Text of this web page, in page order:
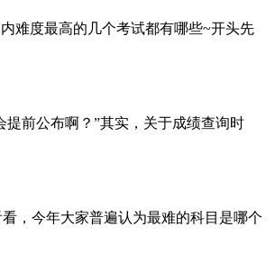
难度最高的几个考试都有哪些~开头先
前公布啊？”其实，关于成绩查询时
，今年大家普遍认为最难的科目是哪个